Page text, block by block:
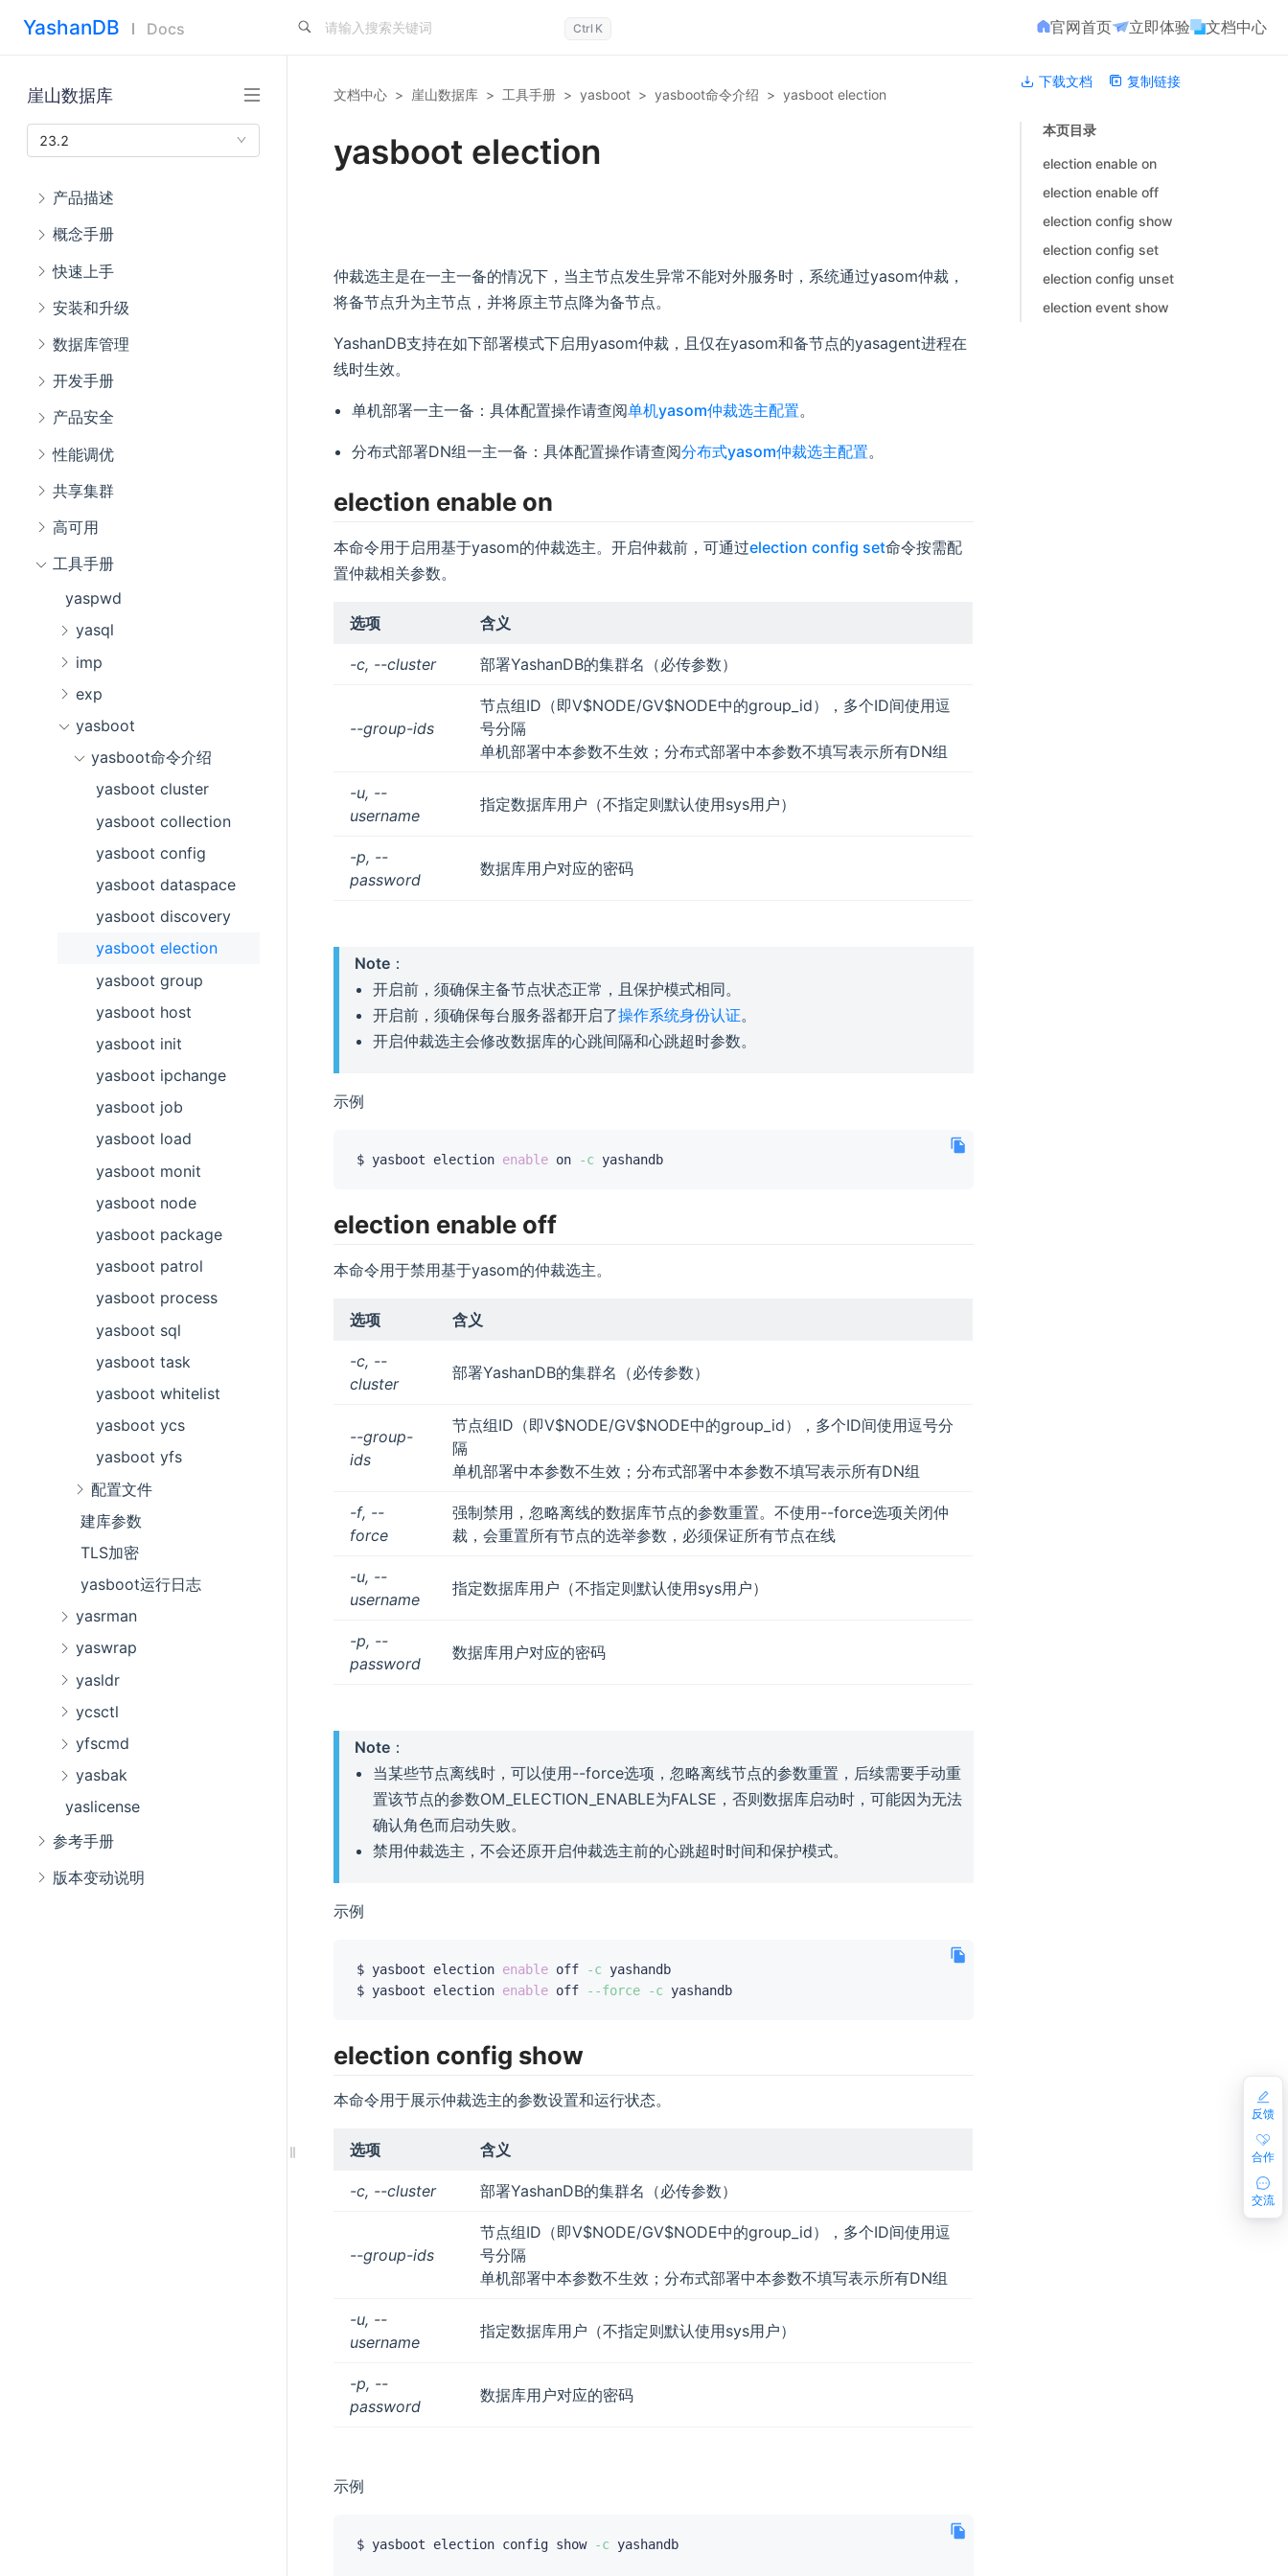
YashanDB Docs Ctrl K 官网首页 立即体验 文档中心
崖山数据库
23.2
产品描述
概念手册
快速上手
安装和升级
数据库管理
开发手册
产品安全
性能调优
共享集群
高可用
工具手册
yaspwd
yasql
imp
exp
yasboot
yasboot命令介绍
yasboot cluster
yasboot collection
yasboot config
yasboot dataspace
yasboot discovery
yasboot election
yasboot group
yasboot host
yasboot init
yasboot ipchange
yasboot job
yasboot load
yasboot monit
yasboot node
yasboot package
yasboot patrol
yasboot process
yasboot sql
yasboot task
yasboot whitelist
yasboot ycs
yasboot yfs
配置文件
建库参数
TLS加密
yasboot运行日志
yasrman
yaswrap
yasldr
ycsctl
yfscmd
yasbak
yaslicense
参考手册
版本变动说明
文档中心 > 崖山数据库 > 工具手册 > yasboot > yasboot命令介绍 > yasboot election
yasboot election
仲裁选主是在一主一备的情况下，当主节点发生异常不能对外服务时，系统通过yasom仲裁，
将备节点升为主节点，并将原主节点降为备节点。
YashanDB支持在如下部署模式下启用yasom仲裁，且仅在yasom和备节点的yasagent进程在
线时生效。
单机部署一主一备：具体配置操作请查阅单机yasom仲裁选主配置。
分布式部署DN组一主一备：具体配置操作请查阅分布式yasom仲裁选主配置。
election enable on
本命令用于启用基于yasom的仲裁选主。开启仲裁前，可通过election config set命令按需配
置仲裁相关参数。
选项 含义
-c, --cluster 部署YashanDB的集群名（必传参数）
--group-ids
节点组ID（即V$NODE/GV$NODE中的group_id），多个ID间使用逗
号分隔
单机部署中本参数不生效；分布式部署中本参数不填写表示所有DN组
-u, --
username
指定数据库用户（不指定则默认使用sys用户）
-p, --
password
数据库用户对应的密码
Note ：
开启前，须确保主备节点状态正常，且保护模式相同。
开启前，须确保每台服务器都开启了操作系统身份认证。
开启仲裁选主会修改数据库的心跳间隔和心跳超时参数。
示例
$ yasboot election enable on -c
election enable off
本命令用于禁用基于yasom的仲裁选主。
选项 含义
-c, --
cluster
部署YashanDB的集群名（必传参数）
--group-
ids
节点组ID（即V$NODE/GV$NODE中的group_id），多个ID间使用逗号分
隔
单机部署中本参数不生效；分布式部署中本参数不填写表示所有DN组
-f, --
force
强制禁用，忽略离线的数据库节点的参数重置。不使用--force选项关闭仲
裁，会重置所有节点的选举参数，必须保证所有节点在线
-u, --
username
指定数据库用户（不指定则默认使用sys用户）
-p, --
password
数据库用户对应的密码
Note ：
当某些节点离线时，可以使用--force选项，忽略离线节点的参数重置，后续需要手动重
置该节点的参数OM_ELECTION_ENABLE为FALSE，否则数据库启动时，可能因为无法
确认角色而启动失败。
禁用仲裁选主，不会还原开启仲裁选主前的心跳超时时间和保护模式。
示例
$ yasboot election enable off -c yashandb
$ yasboot election enable off --force -c
election config show
本命令用于展示仲裁选主的参数设置和运行状态。
选项 含义
-c, --cluster 部署YashanDB的集群名（必传参数）
--group-ids
节点组ID（即V$NODE/GV$NODE中的group_id），多个ID间使用逗
号分隔
单机部署中本参数不生效；分布式部署中本参数不填写表示所有DN组
-u, --
username
指定数据库用户（不指定则默认使用sys用户）
-p, --
password
数据库用户对应的密码
示例
$ yasboot election config show -c yashandb
下载文档 复制链接
本页目录
election enable on
election enable off
election config show
election config set
election config unset
election event show
反馈
合作
交流